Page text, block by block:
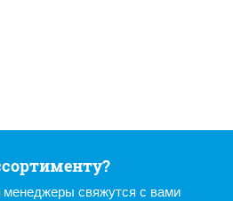
свяжутся с вами